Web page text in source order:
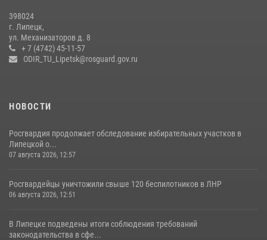
Липецке
17 июля 2026, 12:26 5
398024
г. Липецк,
ул. Механизаторов д. 8
+ 7 (4742) 45-11-57
ODIR_TU_Lipetsk@rosguard.gov.ru
НОВОСТИ
Росгвардия продолжает обследование избирательных участков в
Липецкой о...
07 августа 2026, 12:57
Росгвардейцы уничтожили свыше 120 беспилотников в ЛНР
06 августа 2026, 12:51
В Липецке подведены итоги соблюдения требований
законодательства в сфе...